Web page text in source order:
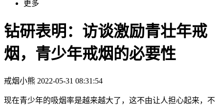
更多
钻研表明：访谈激励青壮年戒
烟，青少年戒烟的必要性
戒烟小熊 2022-05-31 08:31:54
现在青少年的吸烟率是越来越大了，这不由让人担心起来，不